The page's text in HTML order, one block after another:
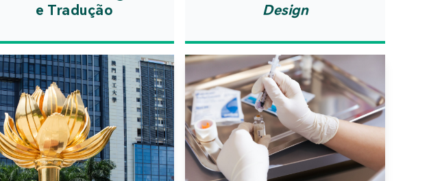
a garantia de segurança em
todos os tipos de riscos e
perigos potenciais e intensificar
a segurança contra incêndios e
de utilização de electricidade,
preparando adequadamente o
campuspara o início do novo
ano lectivo.
propriedades com base em
salto de andaime), que resolve o
problema da optimização de
múltiplas propriedades na
optimização de composto líder,
inferindo novamente e
simulando salto de andaime
dentro de uma estrutura de
difusão generativa unificada.
e Tradução
Design